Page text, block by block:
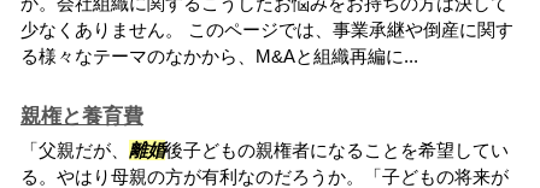
少なくありません。 このページでは、事業承継や倒産に関す
る様々なテーマのなかから、M&Aと組織再編に...
親権と養育費
「父親だが、 離婚後子どもの親権者になることを希望してい
る。やはり母親の方が有利なのだろうか。「子どもの将来が